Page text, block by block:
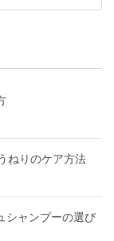
ねりのケア方法
シャンプーの選び